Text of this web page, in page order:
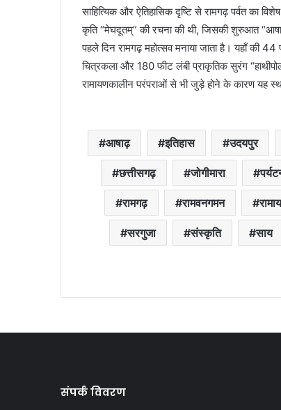
साहित्यिक और ऐतिहासिक दृष्टि से रामगढ़ पर्वत का
कृति “मेघदूतम्” की रचना की थी, जिसकी शुरुआत
पहले दिन रामगढ़ महोत्सव मनाया जाता है। यहाँ की 44
चित्रकला और 180 फीट लंबी प्राकृतिक सुरंग
रामायणकालीन परंपराओं से भी जुड़े होने के कारण यह
आषाढ़ इतिहास उदयपुर
छत्तीसगढ़ जोगीमारा
रामगढ़ रामवनगमन
सरगुजा संस्कृति साय
संपर्क विवरण